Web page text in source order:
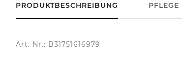
PRODUKTBESCHREIBUNG
PFLEGE
Art. Nr.: B31751616979